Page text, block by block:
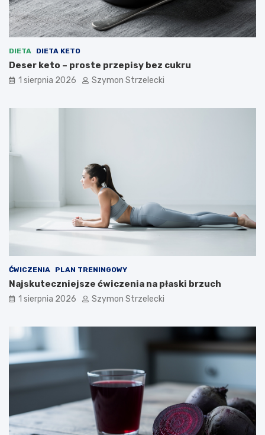
DIETA DIETA KETO
Deser keto – proste przepisy bez cukru
1 sierpnia 2026 Szymon Strzelecki
ĆWICZENIA PLAN TRENINGOWY
Najskuteczniejsze ćwiczenia na płaski brzuch
1 sierpnia 2026 Szymon Strzelecki